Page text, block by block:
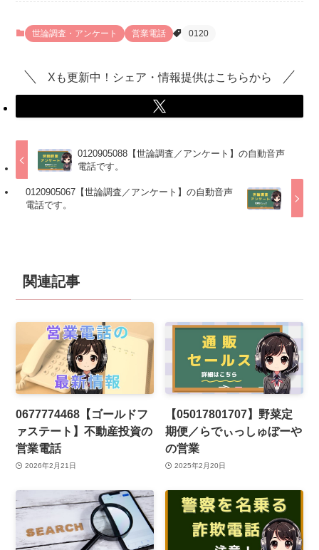
世論調査・アンケート 営業電話 0120
Xも更新中！シェア・情報提供はこちらから
0120905088【世論調査／アンケート】の自動音声
電話です。
0120905067【世論調査／アンケート】の自動音声
電話です。
関連記事
0677774468【ゴールドフ
ァステート】不動産投資の
営業電話
2026年2月21日
【05017801707】野菜定
期便／らでぃっしゅぼーや
の営業
2025年2月20日